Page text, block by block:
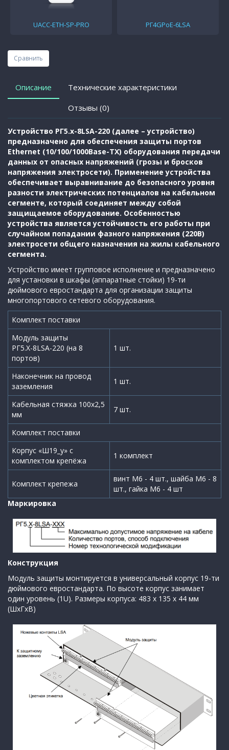
UACC-ETH-SP-PRO РГ4GPoE-6LSA
Сравнить
Описание
Технические характеристики
Отзывы (0)
Устройство РГ5.х-8LSA-220 (далее – устройство)
предназначено для обеспечения защиты портов
Ethernet (10/100/1000Base-TX) оборудования передачи
данных от опасных напряжений (грозы и бросков
напряжения электросети). Применение устройства
обеспечивает выравнивание до безопасного уровня
разности электрических потенциалов на кабельном
сегменте, который соединяет между собой
защищаемое оборудование. Особенностью
устройства является устойчивость его работы при
случайном попадании фазного напряжения (220В)
электросети общего назначения на жилы кабельного
сегмента.
Устройство имеет групповое исполнение и предназначено
для установки в шкафы (аппаратные стойки) 19-ти
дюймового евростандарта для организации защиты
многопортового сетевого оборудования.
Комплект поставки
Модуль защиты
РГ5.Х-8LSA-220 (на 8
портов)
1 шт.
Наконечник на провод
заземления
1 шт.
Кабельная стяжка 100х2,5
мм
7 шт.
Комплект поставки
Корпус «Ш19_у» с
комплектом крепёжа
1 комплект
Комплект крепежа
винт М6 - 4 шт., шайба М6 - 8
шт., гайка М6 - 4 шт
Маркировка
Конструкция
Модуль защиты монтируется в универсальный корпус 19-ти
дюймового евростандарта. По высоте корпус занимает
один уровень (1U). Размеры корпуса: 483 х 135 х 44 мм
(ШхГхВ)